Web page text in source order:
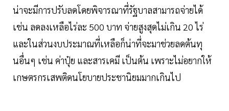
น่าจะมีการปรับลดโดยพิจารณาที่รัฐบาลสามารถจ่ายได้
เช่น ลดลงเหลือไร่ละ 500 บาท จ่ายสูงสุดไม่เกิน 20 ไร่
และในส่วนงบประมาณที่เหลือก็น่าที่จะมาช่วยลดต้นทุ
นอื่นๆ เช่น ค่าปุ๋ย และสารเคมี เป็นต้น เพราะไม่อยากให้
เกษตรกรเสพติดนโยบายประชานิยมมากเกินไป